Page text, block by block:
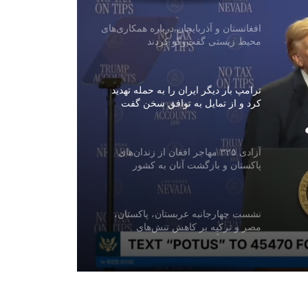
افغانستان و آذربایجان درباره همکاری‌های
محیط زیستی گفت‌وگو کردند
ترامپ بار دیگر ایران را به حمله تهدید
کرد و از تمایل به توافق سخن گفت
آزادی ۳۲۵ مهاجر افغان از زندان‌های
پاکستان و بازگشت آنان به کشور
نشست چهارجانبه عربستان، پاکستان،
مصر و ترکیه بر کاهش تنش‌های
منطقه‌ای تأکید کرد